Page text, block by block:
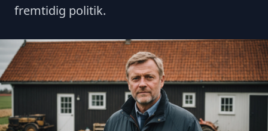
fremtidig politik.